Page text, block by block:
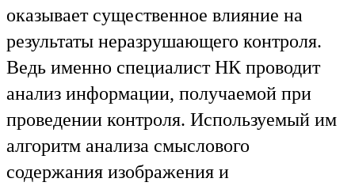
оказывает существенное влияние на
результаты неразрушающего контроля.
Ведь именно специалист НК проводит
анализ информации, получаемой при
проведении контроля. Используемый им
алгоритм анализа смыслового
содержания изображения и